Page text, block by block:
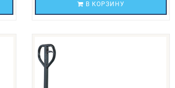
В КОРЗИНУ